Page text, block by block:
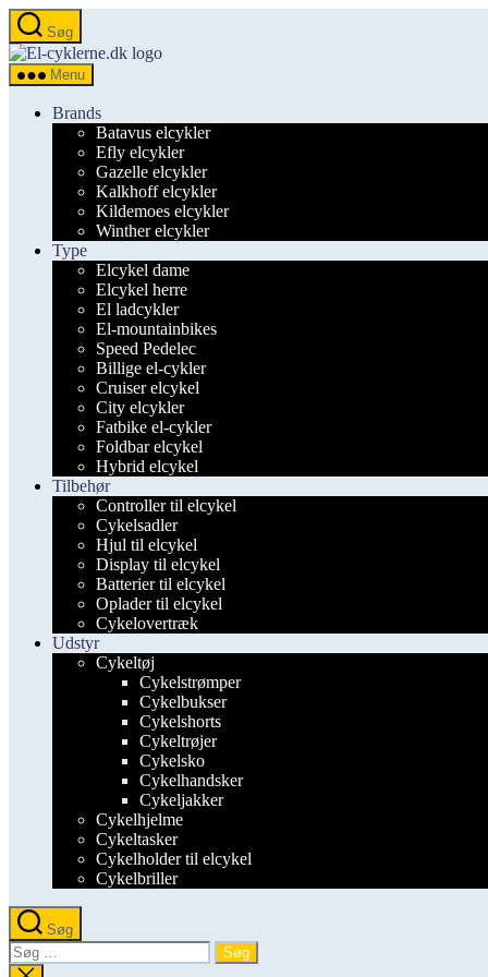
Spring
til
indholdet
Søg
el-
Menu
Brands
Batavus elcykler
Efly elcykler
Gazelle elcykler
Kalkhoff elcykler
Kildemoes elcykler
Winther elcykler
Type
Elcykel dame
Elcykel herre
El ladcykler
El-mountainbikes
Speed Pedelec
Billige el-cykler
Cruiser elcykel
City elcykler
Fatbike el-cykler
Foldbar elcykel
Hybrid elcykel
Tilbehør
Controller til elcykel
Cykelsadler
Hjul til elcykel
Display til elcykel
Batterier til elcykel
Oplader til elcykel
Cykelovertræk
Udstyr
Cykeltøj
Cykelstrømper
Cykelbukser
Cykelshorts
Cykeltrøjer
Cykelsko
Cykelhandsker
Cykeljakker
Cykelhjelme
Cykeltasker
Cykelholder til elcykel
Cykelbriller
Søg
Søg
efter: